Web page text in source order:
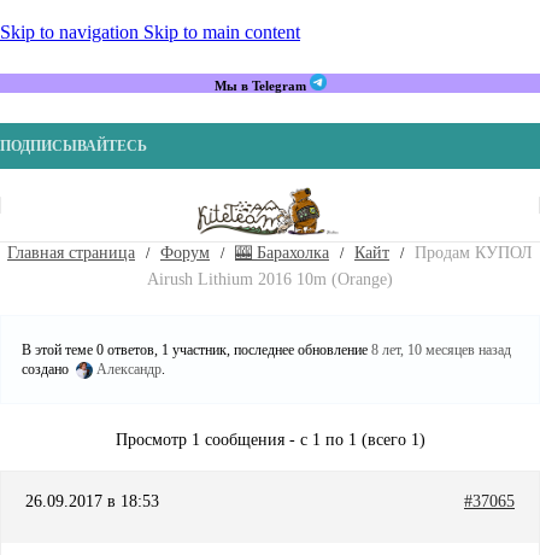
Skip to navigation Skip to main content
Мы в Telegram
ПОДПИСЫВАЙТЕСЬ
Главная страница Форум 🎰 Барахолка Кайт
Продам КУПОЛ
Airush Lithium 2016 10m (Orange)
В этой теме 0 ответов, 1 участник, последнее обновление 8 лет, 10 месяцев назад
создано
Александр.
Просмотр 1 сообщения - с 1 по 1 (всего 1)
26.09.2017 в 18:53 #37065